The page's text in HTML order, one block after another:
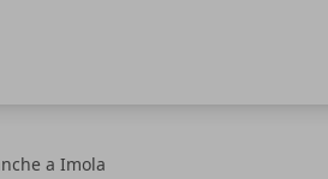
a Imola